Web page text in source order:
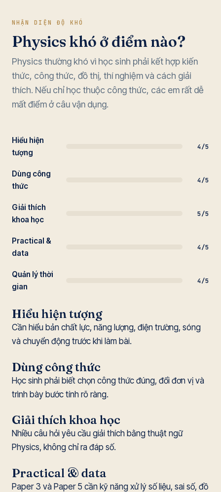
NHẬN DIỆN ĐỘ KHÓ
Physics khó ở điểm nào?
Physics thường khó vì học sinh phải kết hợp kiến
thức, công thức, đồ thị, thí nghiệm và cách giải
thích. Nếu chỉ học thuộc công thức, các em rất dễ
mất điểm ở câu vận dụng.
Hiểu hiện
tượng
4/5
Dùng công
thức
4/5
Giải thích
khoa học
5/5
Practical &
data
4/5
Quản lý thời
gian
4/5
Hiểu hiện tượng
Cần hiểu bản chất lực, năng lượng, điện trường, sóng
và chuyển động trước khi làm bài.
Dùng công thức
Học sinh phải biết chọn công thức đúng, đổi đơn vị và
trình bày bước tính rõ ràng.
Giải thích khoa học
Nhiều câu hỏi yêu cầu giải thích bằng thuật ngữ
Physics, không chỉ ra đáp số.
Practical & data
Paper 3 và Paper 5 cần kỹ năng xử lý số liệu, sai số, đồ